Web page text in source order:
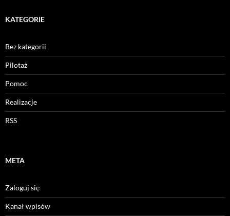
KATEGORIE
Bez kategorii
Pilotaż
Pomoc
Realizacje
RSS
META
Zaloguj się
Kanał wpisów